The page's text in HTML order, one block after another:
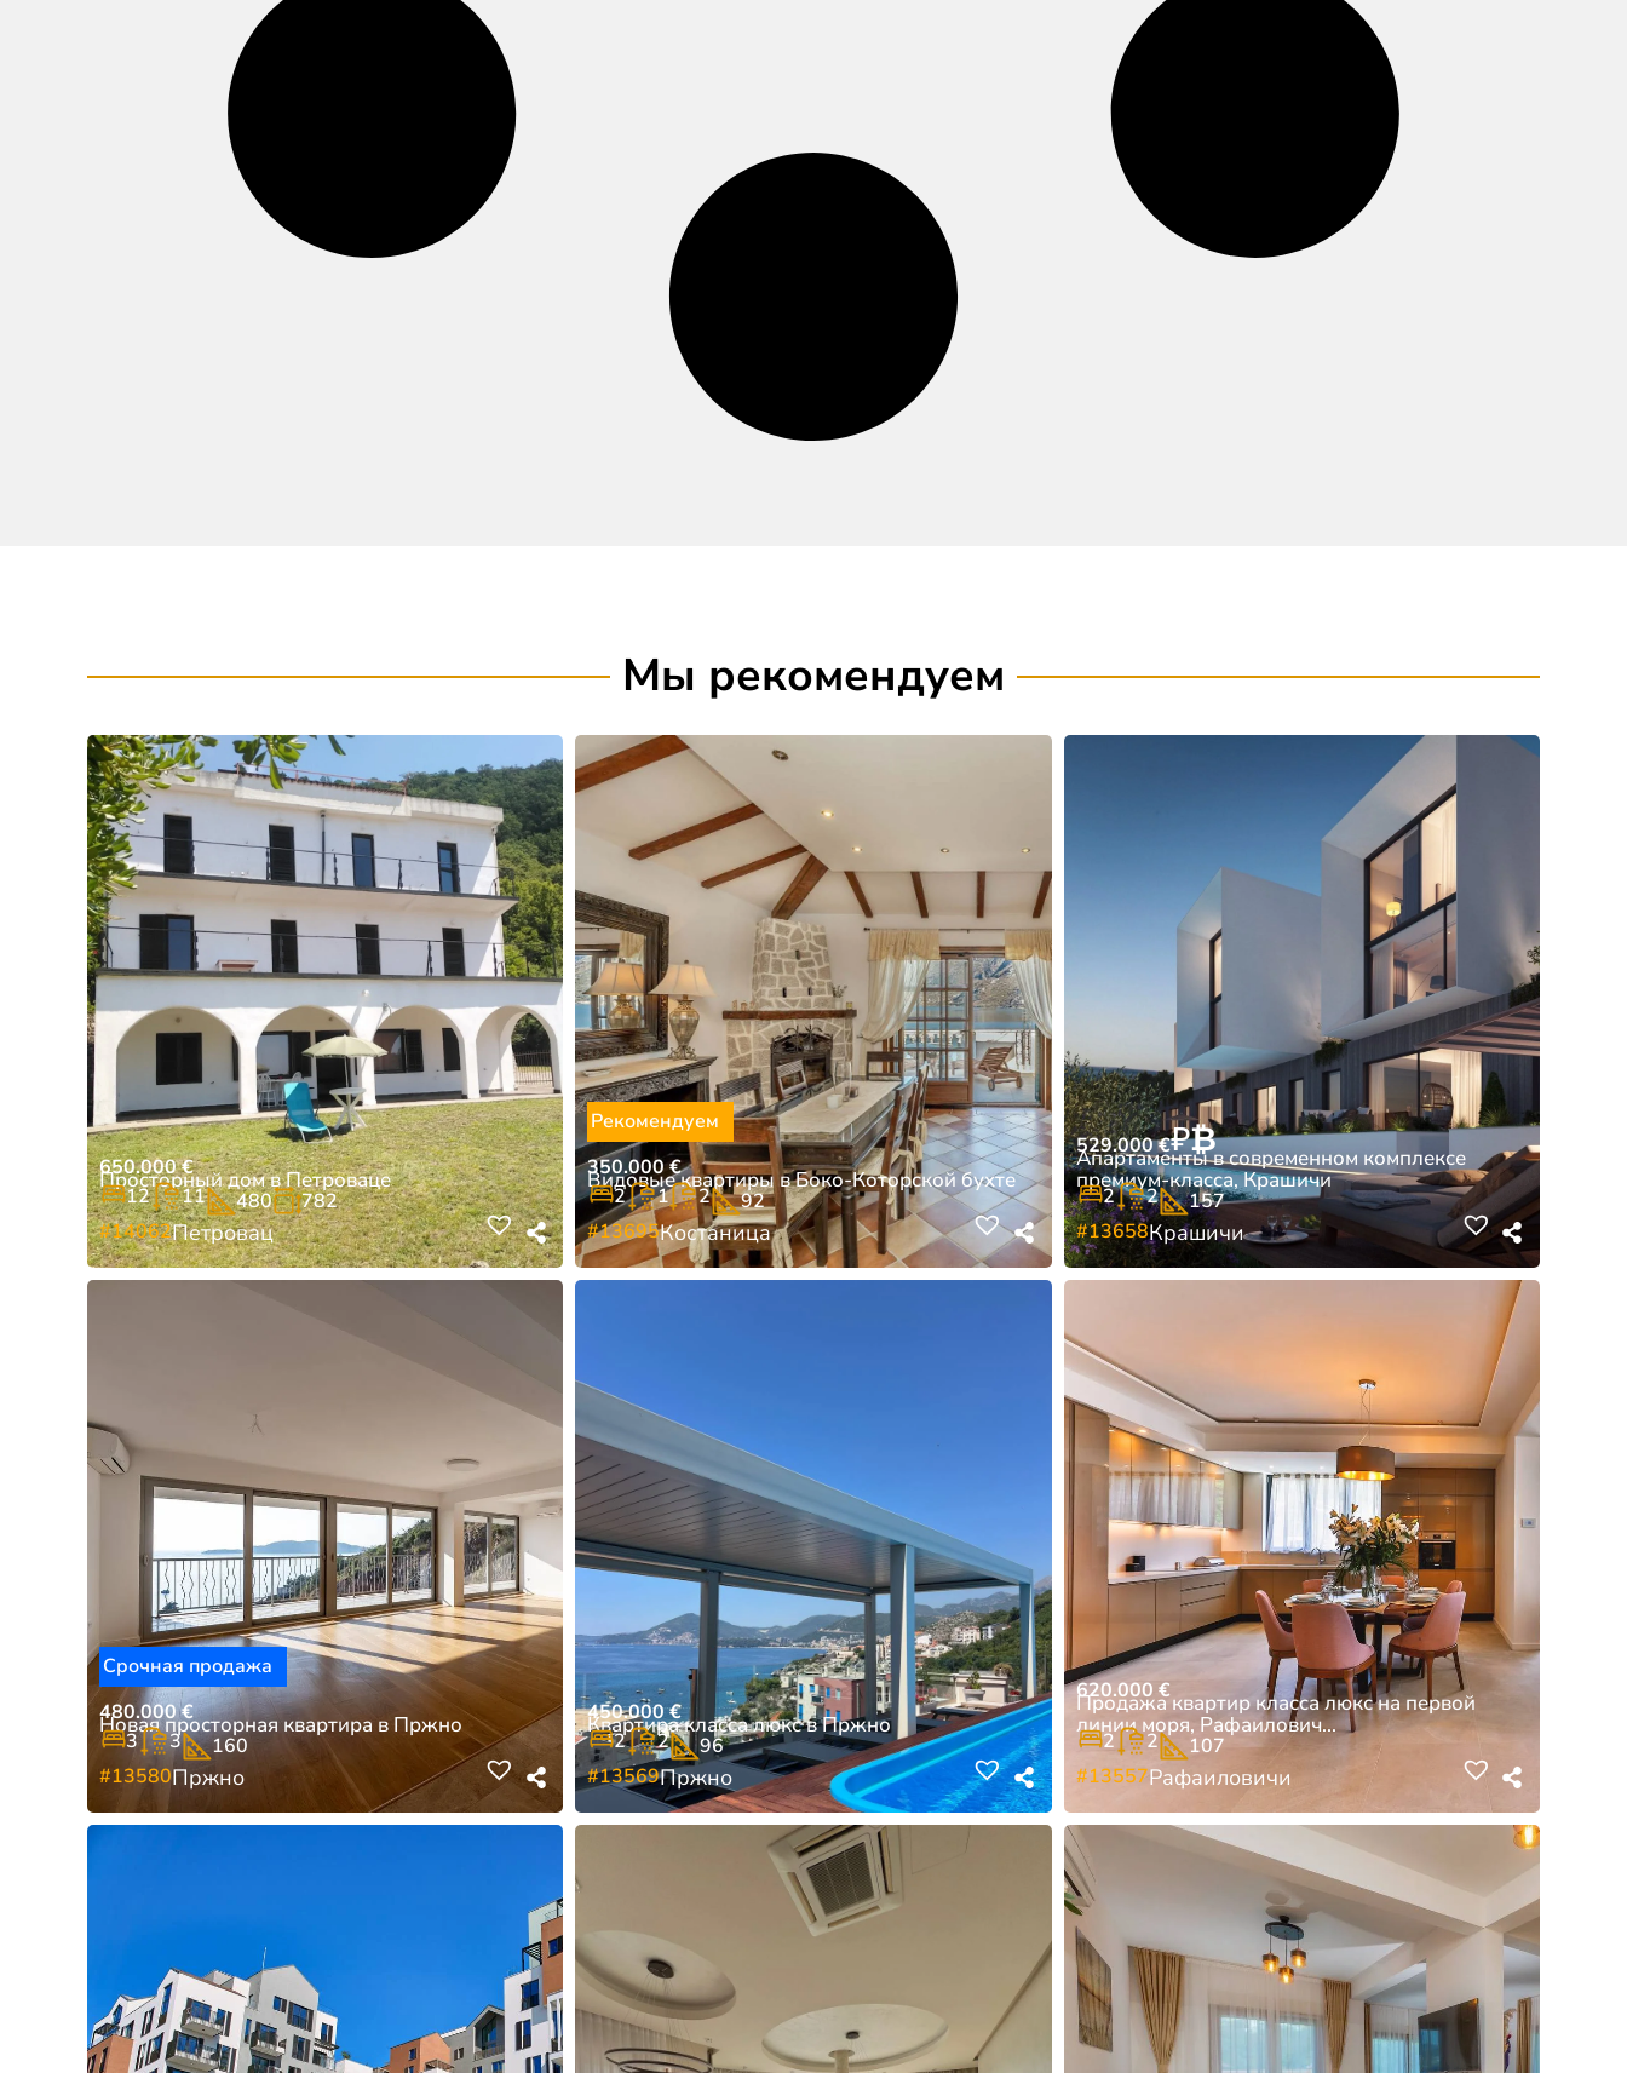
Мы рекомендуем
650.000€
Просторный дом в Петроваце
12 11 480
782
#14062Петровац
350.000€
Видовые квартиры в Боко-Которской бухте
2 1 2
92
#13695Костаница
Рекомендуем
529.000€₽₿
Апартаменты в современном комплексе
премиум-класса, Крашичи
2 2
157
#13658Крашичи
480.000€
Новая просторная квартира в Пржно
3 3
160
#13580Пржно
Срочная продажа
450.000€
Квартира класса люкс в Пржно
2 2
96
#13569Пржно
620.000 €
Продажа квартир класса люкс на первой
линии моря, Рафаилович...
2 2
107
#13557Рафаиловичи